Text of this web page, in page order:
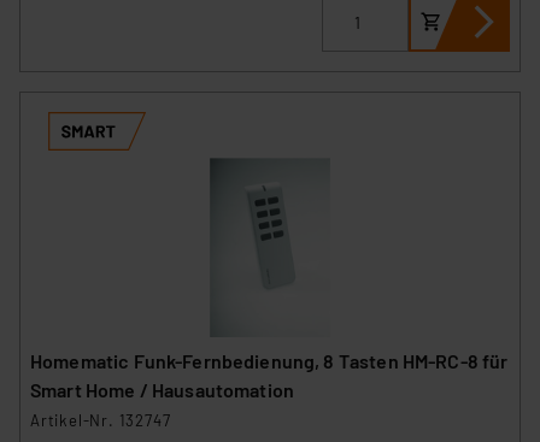
Homematic Funk-Fernbedienung, 8 Tasten HM-RC-8 für
Smart Home / Hausautomation
Artikel-Nr. 132747